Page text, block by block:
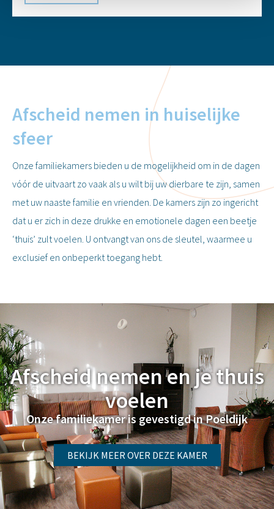
Afscheid nemen in huiselijke
sfeer
Onze familiekamers bieden u de mogelijkheid om in de dagen
vóór de uitvaart zo vaak als u wilt bij uw dierbare te zijn, samen
met uw naaste familie en vrienden. De kamers zijn zo ingericht
dat u er zich in deze drukke en emotionele dagen een beetje
‘thuis’ zult voelen. U ontvangt van ons de sleutel, waarmee u
exclusief en onbeperkt toegang hebt.
Afscheid nemen en je thuis
voelen
Onze familiekamer is gevestigd in Poeldijk
BEKIJK MEER OVER DEZE KAMER